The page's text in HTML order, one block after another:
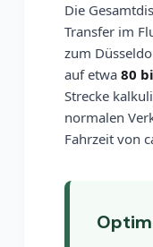
Die
Transfer im
zum
auf etwa 80
Strecke
normalen
Fahrzeit von